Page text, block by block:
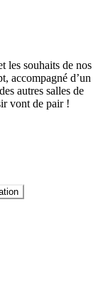
les souhaits de nos
accompagné d’un
autres salles de
vont de pair !